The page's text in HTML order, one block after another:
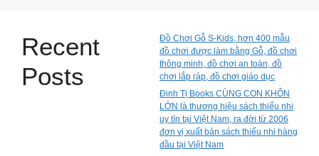
Recent
Posts
Đồ Chơi Gỗ S-Kids, hơn 400 mẫu
đồ chơi được làm bằng Gỗ, đồ chơi
thông minh, đồ chơi an toàn, đồ
chơi lắp ráp, đồ chơi giáo dục
Đinh Tị Books CÙNG CON KHÔN
LỚN là thương hiệu sách thiếu nhi
uy tín tại Việt Nam, ra đời từ 2006
đơn vị xuất bản sách thiếu nhi hàng
đầu tại Việt Nam